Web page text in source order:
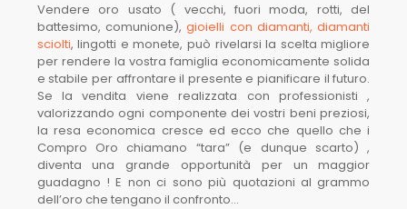
Vendere oro usato ( vecchi, fuori moda, rotti, del
battesimo, comunione),gioielli con diamanti, diamanti
sciolti, lingotti e monete, può rivelarsi la scelta migliore
per rendere la vostra famiglia economicamente solida
e stabile per affrontare il presente e pianificare il futuro.
Se la vendita viene realizzata con professionisti ,
valorizzando ogni componente dei vostri beni preziosi,
la resa economica cresce ed ecco che quello che i
Compro Oro chiamano “tara” (e dunque scarto) ,
diventa una grande opportunità per un maggior
guadagno ! E non ci sono più quotazioni al grammo
dell’oro che tengano il confronto…